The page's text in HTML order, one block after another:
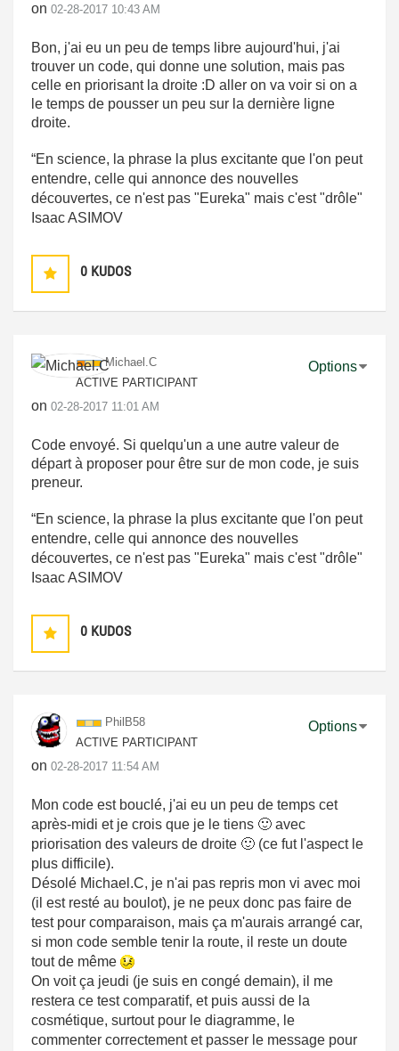
on ‎02-28-2017 10:43 AM
Bon, j'ai eu un peu de temps libre aujourd'hui, j'ai
trouver un code, qui donne une solution, mais pas
celle en priorisant la droite :D aller on va voir si on a
le temps de pousser un peu sur la dernière ligne
droite.
“En science, la phrase la plus excitante que l'on peut
entendre, celle qui annonce des nouvelles
découvertes, ce n'est pas "Eureka" mais c'est "drôle"
Isaac ASIMOV
0 KUDOS
Michael.C
ACTIVE PARTICIPANT
on ‎02-28-2017 11:01 AM
Options
Code envoyé. Si quelqu'un a une autre valeur de
départ à proposer pour être sur de mon code, je suis
preneur.
“En science, la phrase la plus excitante que l'on peut
entendre, celle qui annonce des nouvelles
découvertes, ce n'est pas "Eureka" mais c'est "drôle"
Isaac ASIMOV
0 KUDOS
PhilB58
ACTIVE PARTICIPANT
on ‎02-28-2017 11:54 AM
Options
Mon code est bouclé, j'ai eu un peu de temps cet
après-midi et je crois que je le tiens 🙂 avec
priorisation des valeurs de droite 🙂 (ce fut l'aspect le
plus difficile).
Désolé Michael.C, je n'ai pas repris mon vi avec moi
(il est resté au boulot), je ne peux donc pas faire de
test pour comparaison, mais ça m'aurais arrangé car,
si mon code semble tenir la route, il reste un doute
tout de même
On voit ça jeudi (je suis en congé demain), il me
restera ce test comparatif, et puis aussi de la
cosmétique, surtout pour le diagramme, le
commenter correctement et passer le message pour